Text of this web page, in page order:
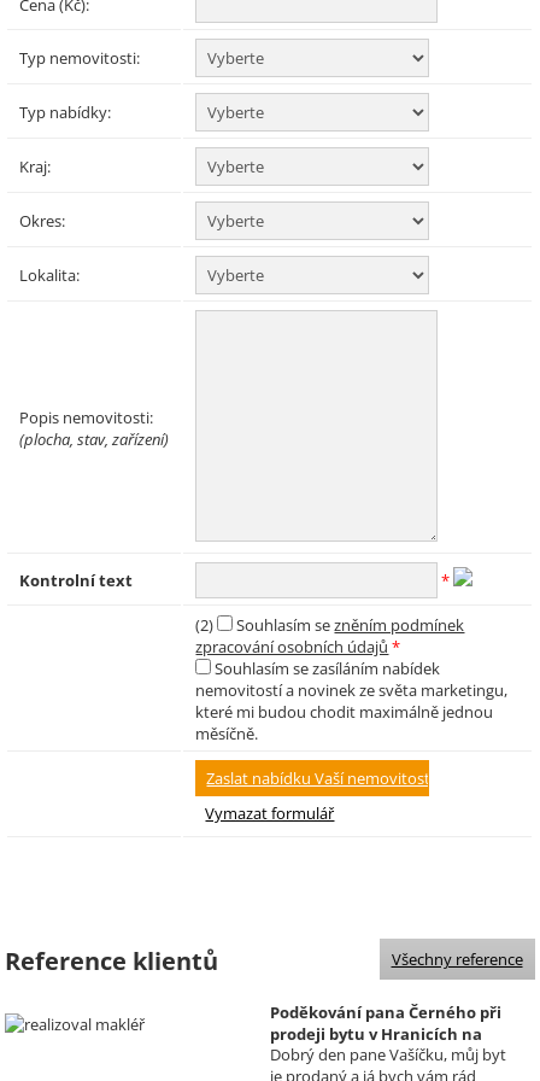
Cena (Kč):
Typ nemovitosti:
Typ nabídky:
Kraj:
Okres:
Lokalita:
Popis nemovitosti:
(plocha, stav, zařízení)
Kontrolní text *
(2) Souhlasím sezněním podmínek
zpracování osobních údajů *
Souhlasím se zasíláním nabídek
nemovitostí a novinek ze světa marketingu,
které mi budou chodit maximálně jednou
měsíčně.
Reference klientů
Poděkování pana Černého při
prodeji bytu v Hranicích na
Moravě
Dobrý den pane Vašíčku, můj byt
je prodaný a já bych vám rád
Všechny reference